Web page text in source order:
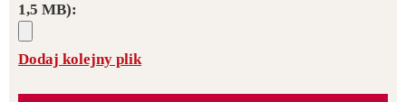
1,5 MB):
Dodaj kolejny plik